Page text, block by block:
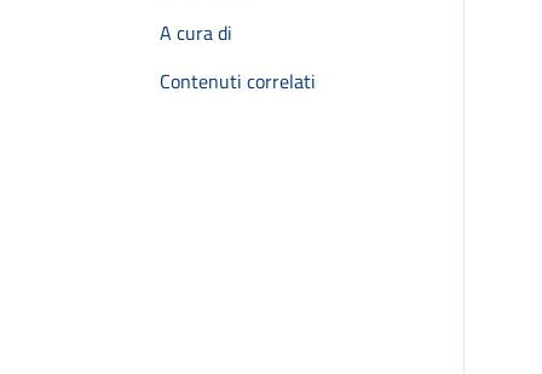
A cura di
Contenuti correlati